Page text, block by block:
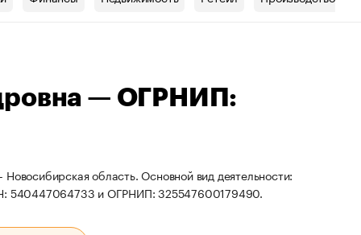
— ОГРНИП:
область. Основной вид деятельности:
540447064733 и ОГРНИП: 325547600179490.